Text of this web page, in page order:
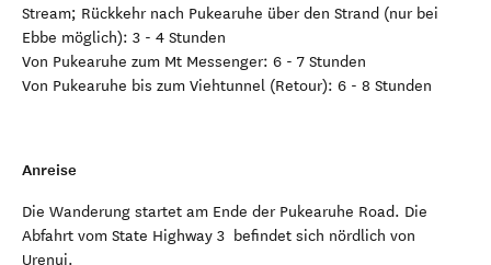
Stream; Rückkehr nach Pukearuhe über den Strand (nur bei
Ebbe möglich): 3 - 4 Stunden
Von Pukearuhe zum Mt Messenger: 6 - 7 Stunden
Von Pukearuhe bis zum Viehtunnel (Retour): 6 - 8 Stunden
Anreise
Die Wanderung startet am Ende der Pukearuhe Road. Die
Abfahrt vom State Highway 3 befindet sich nördlich von
Urenui.